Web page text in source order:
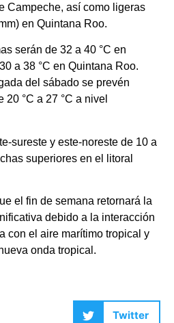
Campeche, así como ligeras
en Quintana Roo.
serán de 32 a 40 °C en
a 38 °C en Quintana Roo.
del sábado se prevén
°C a 27 °C a nivel
sureste y este-noreste de 10 a
superiores en el litoral
el fin de semana retornará la
debido a la interacción
con el aire marítimo tropical y
onda tropical.
Twitter